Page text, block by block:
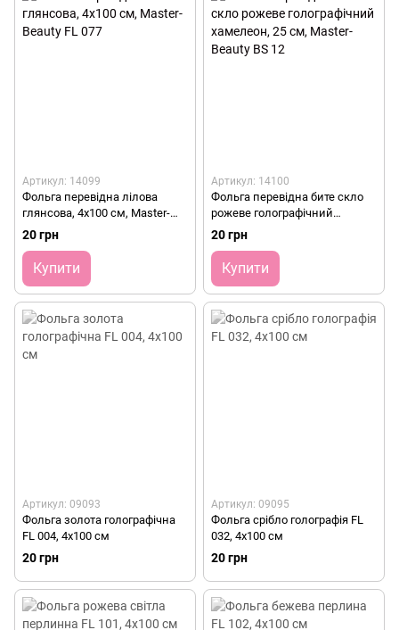
Артикул: 14099
Фольга перевідна лілова
глянсова, 4х100 см, Master-
Beauty FL 077
20 грн
Купити
Артикул: 14100
Фольга перевідна бите скло
рожеве голографічний
хамелеон, 25 см, Master-
Beauty BS 12
20 грн
Купити
Артикул: 09093
Фольга золота голографічна
FL 004, 4х100 см
20 грн
Артикул: 09095
Фольга срібло голографія FL
032, 4х100 см
20 грн